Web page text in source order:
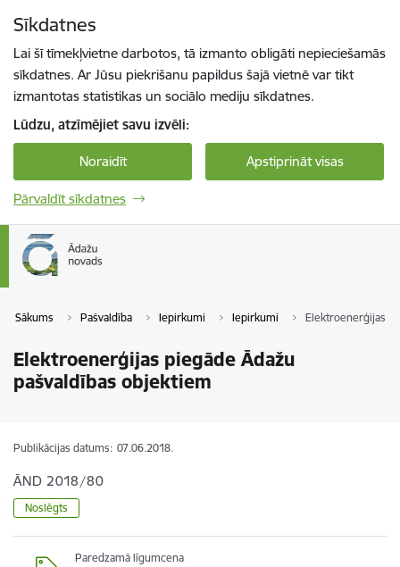
Sīkdatnes
Lai šī tīmekļvietne darbotos, tā izmanto obligāti nepieciešamās
sīkdatnes. Ar Jūsu piekrišanu papildus šajā vietnē var tikt
izmantotas statistikas un sociālo mediju sīkdatnes.
Lūdzu, atzīmējiet savu izvēli:
Noraidīt Apstiprināt visas
Pārvaldīt sīkdatnes
Sākums Pašvaldība Iepirkumi Iepirkumi Elektroenerģijas
Elektroenerģijas piegāde Ādažu
pašvaldības objektiem
Publikācijas datums: 07.06.2018.
ĀND 2018/80
Noslēgts
Paredzamā līgumcena